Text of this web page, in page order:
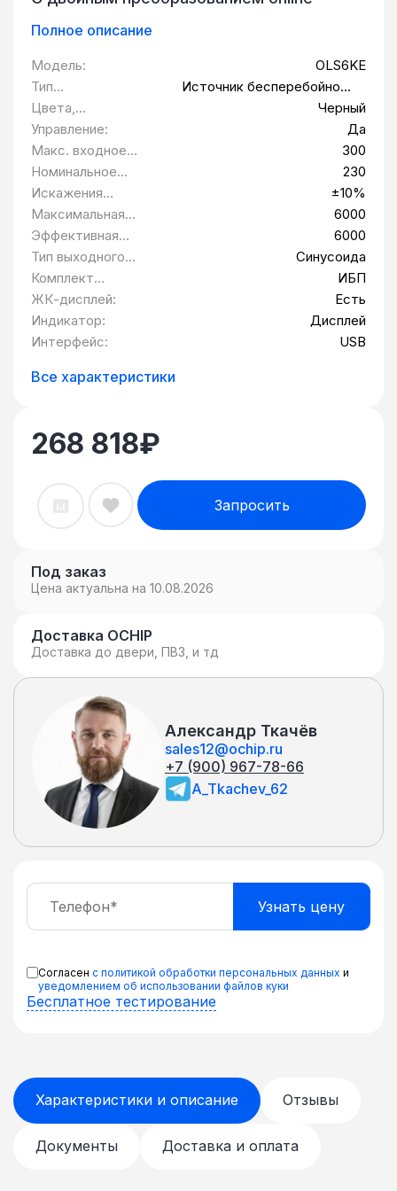
Полное описание
Модель:
OLS6KE
Тип
оборудования:
Источник бесперебойного
питания
Цвета,
использованные в
оформлении:
Черный
Управление:
Да
Макс. входное
напряжение:
300
Номинальное
выходное
напряжение В:
230
Искажения
выходного
напряжения:
±10%
Максимальная
выходная
мощность Вт:
6000
Эффективная
мощность Вт:
6000
Тип выходного
сигнала:
Синусоида
Комплект
поставки:
ИБП
ЖК-дисплей:
Есть
Индикатор:
Дисплей
Интерфейс:
USB
Все характеристики
268 818₽
Запросить
Под заказ
Цена актуальна на 10.08.2026
Доставка OCHIP
Доставка до двери, ПВЗ, и тд
Александр Ткачёв
sales12@ochip.ru
+7 (900) 967-78-66
A_Tkachev_62
Согласен с политикой обработки персональных данных и
уведомлением об использовании файлов куки
Бесплатное тестирование
Характеристики и описание Отзывы
Документы Доставка и оплата